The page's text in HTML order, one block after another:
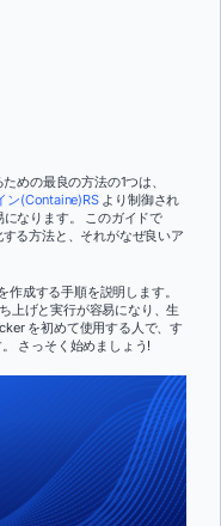
めの最良の方法の1つは、
ン(Containe)RSより制御され
なります。 このガイドで
る方法と、それがなぜ良いア
成する手順を説明します。
上げと実行が容易になり、生
を初めて使用する人で、す
さっそく始めましょう!